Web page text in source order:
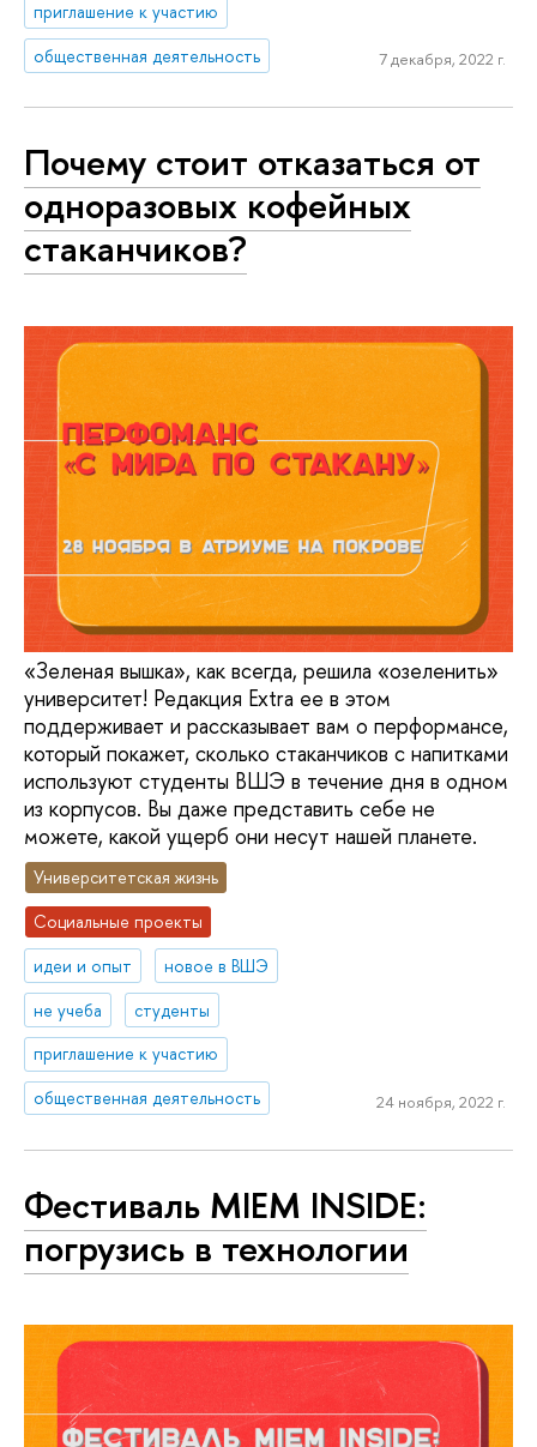
приглашение к участию
общественная деятельность
7 декабря, 2022 г.
Почему стоит отказаться от
одноразовых кофейных
стаканчиков?
«Зеленая вышка», как всегда, решила «озеленить»
университет! Редакция Extra ee в этом
поддерживает и рассказывает вам о перформансе,
который покажет, сколько стаканчиков с напитками
используют студенты ВШЭ в течение дня в одном
из корпусов. Вы даже представить себе не
можете, какой ущерб они несут нашей планете.
Университетская жизнь
Социальные проекты
идеи и опыт
новое в ВШЭ
не учеба
студенты
приглашение к участию
общественная деятельность
24 ноября, 2022 г.
Фестиваль MIEM INSIDE:
погрузись в технологии